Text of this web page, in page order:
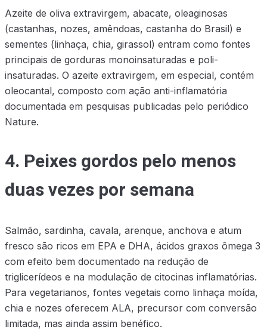
Azeite de oliva extravirgem, abacate, oleaginosas
(castanhas, nozes, amêndoas, castanha do Brasil) e
sementes (linhaça, chia, girassol) entram como fontes
principais de gorduras monoinsaturadas e poli-
insaturadas. O azeite extravirgem, em especial, contém
oleocantal, composto com ação anti-inflamatória
documentada em pesquisas publicadas pelo periódico
Nature.
4. Peixes gordos pelo menos
duas vezes por semana
Salmão, sardinha, cavala, arenque, anchova e atum
fresco são ricos em EPA e DHA, ácidos graxos ômega 3
com efeito bem documentado na redução de
triglicerídeos e na modulação de citocinas inflamatórias.
Para vegetarianos, fontes vegetais como linhaça moída,
chia e nozes oferecem ALA, precursor com conversão
limitada, mas ainda assim benéfico.